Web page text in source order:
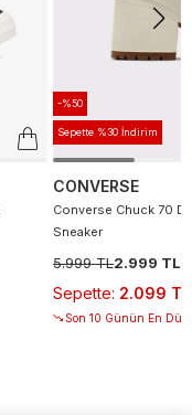
-%50
Sepette %30 İndirim
CONVERSE
Converse Chuck 70
Sneaker
5.999 TL2.999 TL
Sepette: 2.099 TL
Son 10 Günün En